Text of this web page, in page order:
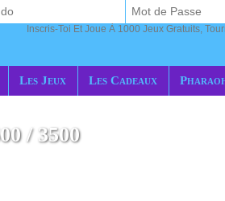
Les Jeux Les Cadeaux
Inscris-Toi Et Joue À 1000 Jeux Gratuits,
/ 3500